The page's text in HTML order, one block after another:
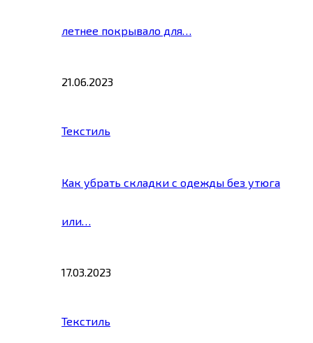
летнее покрывало для…
21.06.2023
Текстиль
Как убрать складки с одежды без утюга
или…
17.03.2023
Текстиль